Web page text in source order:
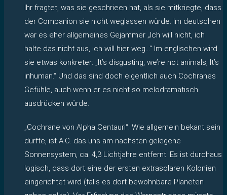
Ihr fragtet, was sie geschrieen hat, als sie mitkriegte, dass
der Companion sie nicht weglassen würde. Im deutschen
war es eher allgemeines Gejammer „Ich will nicht, ich
halte das nicht aus, ich will hier weg…“ Im englischen wird
sie etwas konkreter: „It’s disgusting, we’re not animals, It’s
inhuman.“ Und das sind doch eigentlich auch Cochranes
Gefühle, auch wenn er es nicht so melodramatisch
ausdrücken würde.
„Cochrane von Alpha Centauri“: Wie allgemein bekant sein
dürfte, ist A.C. das uns am nächsten gelegene
Sonnensystem, ca. 4,3 Lichtjahre entfernt. Es ist durchaus
logisch, dass dort eine der ersten extrasolaren Kolonien
eingerichtet wird (falls es dort bewohnbare Planeten